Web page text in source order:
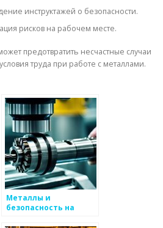
инструктажей о безопасности.
рисков на рабочем месте.
предотвратить несчастные случаи
труда при работе с металлами.
Металлы и
безопасность на